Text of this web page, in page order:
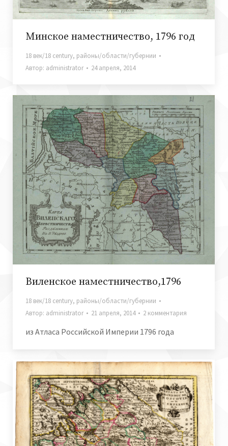
Минское наместничество, 1796 год
18 век/18 century, районы/области/губернии
Автор: administrator 24 апреля, 2014
Виленское наместничество,1796
18 век/18 century, районы/области/губернии
Автор: administrator 21 апреля, 2014 2 комментария
из Атласа Российской Империи 1796 года